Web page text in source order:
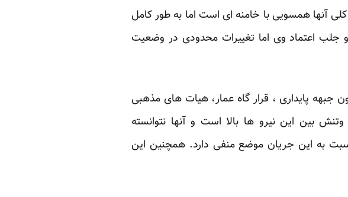
کلی آنها همسویی با خامنه ای است اما به طور کامل
جلب اعتماد وی اما تغییرات محدودی در وضعیت
پایداری ، قرار گاه عمار، هیات های مذهبی
بین این نیرو ها بالا است و آنها نتوانسته
به این جریان موضع منفی دارد. همچنین این